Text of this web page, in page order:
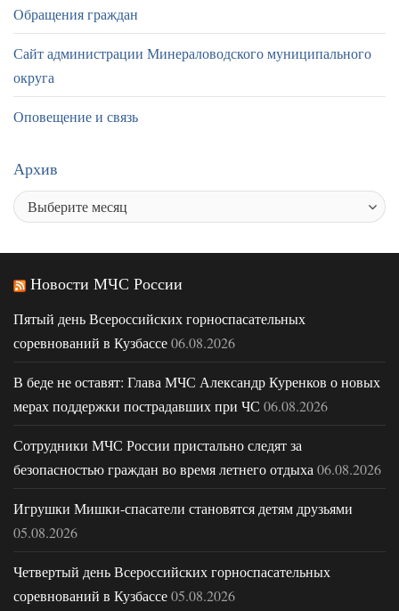
Обращения граждан
Сайт администрации Минераловодского муниципального
округа
Оповещение и связь
Архив
Новости МЧС России
Пятый день Всероссийских горноспасательных
соревнований в Кузбассе06.08.2026
В беде не оставят: Глава МЧС Александр Куренков о новых
мерах поддержки пострадавших при ЧС 06.08.2026
Сотрудники МЧС России пристально следят за
безопасностью граждан во время летнего отдыха 06.08.2026
Игрушки Мишки-спасатели становятся детям друзьями
05.08.2026
Четвертый день Всероссийских горноспасательных
соревнований в Кузбассе05.08.2026